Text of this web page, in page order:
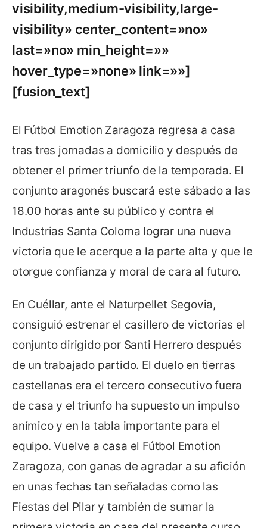
visibility,medium-visibility,large-
visibility» center_content=»no»
last=»no» min_height=»»
hover_type=»none» link=»»]
[fusion_text]
El Fútbol Emotion Zaragoza regresa a casa
tras tres jornadas a domicilio y después de
obtener el primer triunfo de la temporada. El
conjunto aragonés buscará este sábado a las
18.00 horas ante su público y contra el
Industrias Santa Coloma lograr una nueva
victoria que le acerque a la parte alta y que le
otorgue confianza y moral de cara al futuro.
En Cuéllar, ante el Naturpellet Segovia,
consiguió estrenar el casillero de victorias el
conjunto dirigido por Santi Herrero después
de un trabajado partido. El duelo en tierras
castellanas era el tercero consecutivo fuera
de casa y el triunfo ha supuesto un impulso
anímico y en la tabla importante para el
equipo. Vuelve a casa el Fútbol Emotion
Zaragoza, con ganas de agradar a su afición
en unas fechas tan señaladas como las
Fiestas del Pilar y también de sumar la